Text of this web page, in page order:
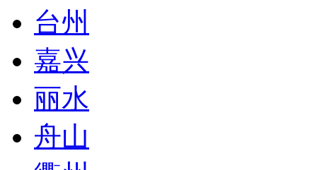
台州
嘉兴
丽水
舟山